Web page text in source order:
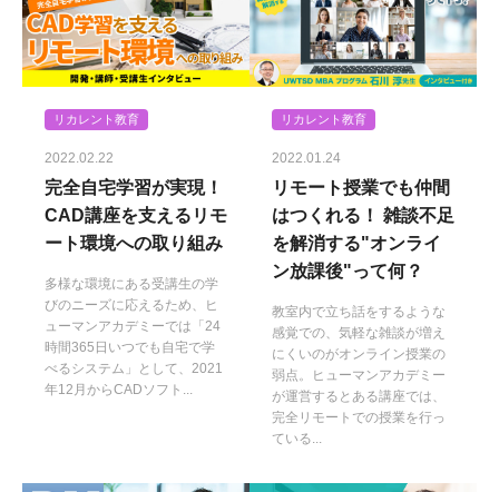
リカレント教育
2022.02.22
完全自宅学習が実現！
CAD講座を支えるリモ
ート環境への取り組み
多様な環境にある受講生の学
びのニーズに応えるため、ヒ
ューマンアカデミーでは「24
時間365日いつでも自宅で学
べるシステム」として、2021
年12月からCADソフト...
リカレント教育
2022.01.24
リモート授業でも仲間
はつくれる！ 雑談不足
を解消する"オンライ
ン放課後"って何？
教室内で立ち話をするような
感覚での、気軽な雑談が増え
にくいのがオンライン授業の
弱点。ヒューマンアカデミー
が運営するとある講座では、
完全リモートでの授業を行っ
ている...